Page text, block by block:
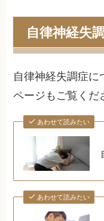
自律神経失
自律神経失調症に
ページもご覧くだ
あわせて読みたい
あわせて読みたい